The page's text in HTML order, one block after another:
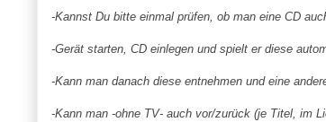
-Kannst Du bitte einmal prüfen, ob man eine CD
-Gerät starten, CD einlegen und spielt er diese
-Kann man danach diese entnehmen und eine
-Kann man -ohne TV- auch vor/zurück (je Titel, im